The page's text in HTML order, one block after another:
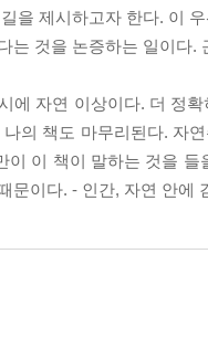
을 제시하고자 한다. 이
는 것을 논증하는 일이다
에 자연 이상이다. 더 정
의 책도 마무리된다. 자
이 이 책이 말하는 것을
문이다. - 인간, 자연 안에